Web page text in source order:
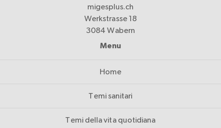
migesplus.ch
Werkstrasse 18
3084 Wabern
Menu
Home
Temi sanitari
Temi della vita quotidiana